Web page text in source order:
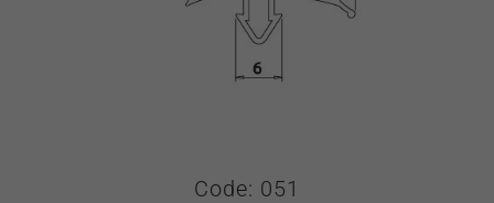
Code: 051